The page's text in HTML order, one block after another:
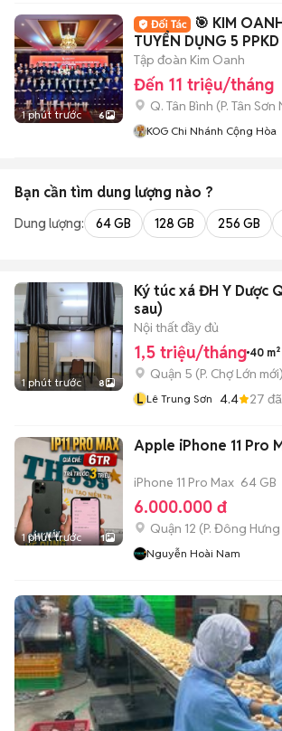
1 phút trước 6
🎯 KIM
TUYỂN DỤNG 5
Tập đoàn Kim Oanh
Đến 11 triệu/tháng
Q. Tân Bình (P. Tân Sơn
KOG Chi Nhánh Cộng Hòa
Bạn cần tìm dung lượng nào ?
Dung lượng: 64 GB 128 GB 256 GB
1 phút trước 8
Ký túc xá ĐH Y Dược
sau)
Nội thất đầy đủ
1,5 triệu/tháng 40 m²
Quận 5 (P. Chợ Lớn mới)
L Lê Trung Sơn 4.4 27
1 phút trước 1
Apple iPhone 11 Pro
iPhone 11 Pro Max 64 GB
6.000.000 đ
Quận 12 (P. Đông Hưng
Nguyễn Hoài Nam